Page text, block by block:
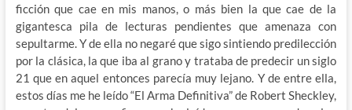
ficción que cae en mis manos, o más bien la que cae de la
gigantesca pila de lecturas pendientes que amenaza con
sepultarme. Y de ella no negaré que sigo sintiendo predilección
por la clásica, la que iba al grano y trataba de predecir un siglo
21 que en aquel entonces parecía muy lejano. Y de entre ella,
estos días me he leído “El Arma Definitiva” de Robert Sheckley,